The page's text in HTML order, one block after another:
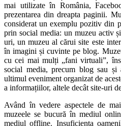
mai utilizate în România,
prezentarea din dreapta paginii.
considerat un exemplu pozitiv din
prin social media: un muzeu activ
uri, un muzeu al cărui site este
în imagini și cuvinte pe blog.
cu cei mai mulți „fani virtuali”,
social media, precum blog sau și
ultimul eveniment organizat de
a informațiilor, altele decât site-uri
Având în vedere aspectele de
muzeele se bucură în mediul
mediul offline. Insuficiența